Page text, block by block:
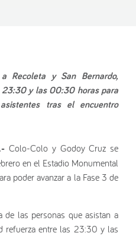
Recoleta y San Bernardo,
y las 00:30 horas para
tras el encuentro
Colo-Colo y Godoy Cruz se
en el Estadio Monumental
poder avanzar a la Fase 3 de
de las personas que asistan a
refuerza entre las 23:30 y las